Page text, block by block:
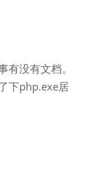
有没有文档。
下php.exe居